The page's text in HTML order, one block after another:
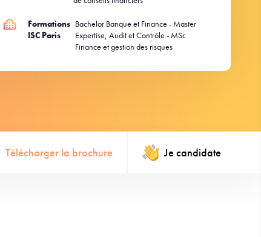
Formations
ISC Paris
Bachelor Banque et Finance - Master
Expertise, Audit et Contrôle - MSc
Finance et gestion des risques
Télécharger la brochure Je candidate